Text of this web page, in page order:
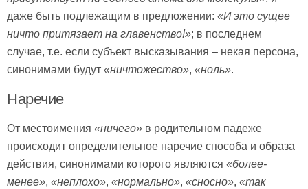
даже быть подлежащим в предложении: «И это сущее
ничто притязает на главенство!»; в последнем
случае, т.е. если субъект высказывания – некая персона,
синонимами будут «ничтожество», «ноль».
Наречие
От местоимения «ничего» в родительном падеже
происходит определительное наречие способа и образа
действия, синонимами которого являются «более-
менее», «неплохо», «нормально», «сносно», «так